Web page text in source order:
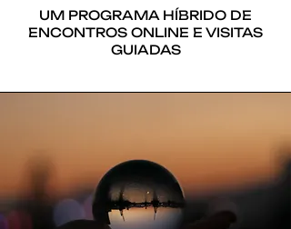
UM PROGRAMA HÍBRIDO DE
ENCONTROS ONLINE E VISITAS
GUIADAS